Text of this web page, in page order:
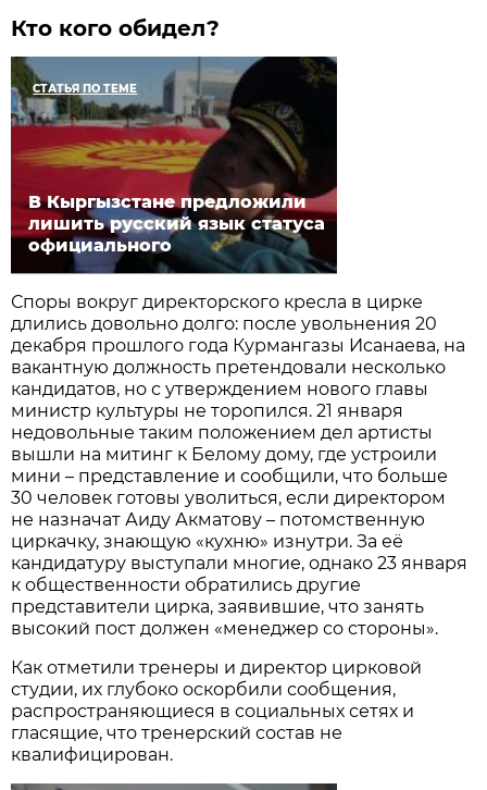
Кто кого обидел?
СТАТЬЯ ПО ТЕМЕ
В Кыргызстане предложили
лишить русский язык статуса
официального
Споры вокруг директорского кресла в цирке
длились довольно долго: после увольнения 20
декабря прошлого года Курмангазы Исанаева, на
вакантную должность претендовали несколько
кандидатов, но с утверждением нового главы
министр культуры не торопился. 21 января
недовольные таким положением дел артисты
вышли на митинг к Белому дому, где устроили
мини – представление и сообщили, что больше
30 человек готовы уволиться, если директором
не назначат Аиду Акматову – потомственную
циркачку, знающую «кухню» изнутри. За её
кандидатуру выступали многие, однако 23 января
к общественности обратились другие
представители цирка, заявившие, что занять
высокий пост должен «менеджер со стороны».
Как отметили тренеры и директор цирковой
студии, их глубоко оскорбили сообщения,
распространяющиеся в социальных сетях и
гласящие, что тренерский состав не
квалифицирован.